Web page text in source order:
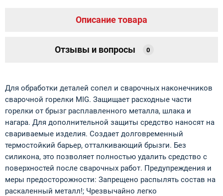
Описание товара
Отзывы и вопросы 0
Для обработки деталей сопел и сварочных наконечников
сварочной горелки MIG. Защищает расходные части
горелки от брызг расплавленного металла, шлака и
нагара. Для дополнительной защиты средство наносят на
свариваемые изделия. Создает долговременный
термостойкий барьер, отталкивающий брызги. Без
силикона, это позволяет полностью удалить средство с
поверхностей после сварочных работ. Предупреждения и
меры предосторожности: Запрещено распылять состав на
раскаленный металл!; Чрезвычайно легко